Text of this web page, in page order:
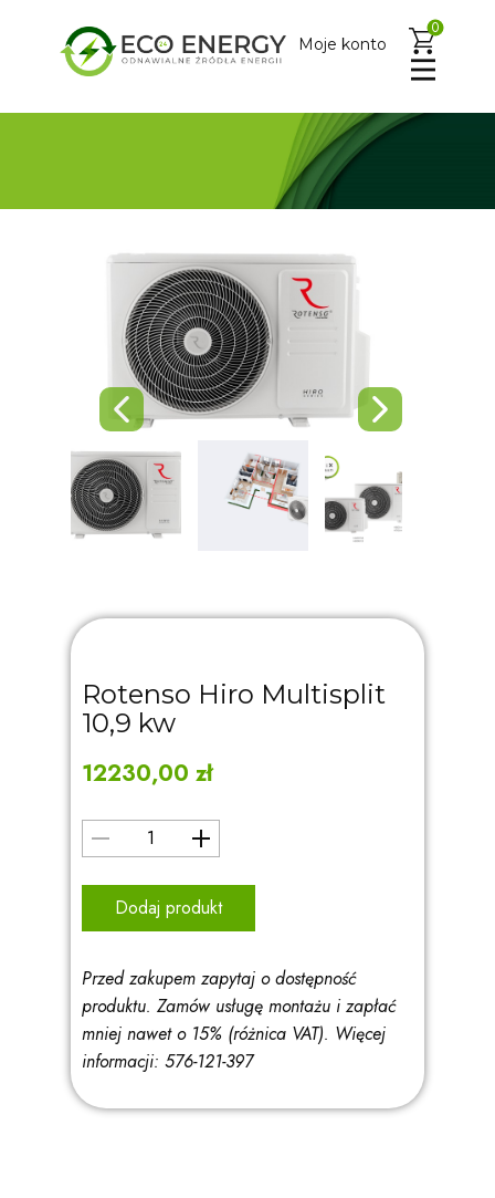
0
Moje konto
Rotenso Hiro Multisplit
10,9 kw
12230,00 zł
Dodaj produkt
Przed zakupem zapytaj o dostępność
produktu. Zamów usługę montażu i zapłać
mniej nawet o 15% (różnica VAT). Więcej
informacji: 576-121-397